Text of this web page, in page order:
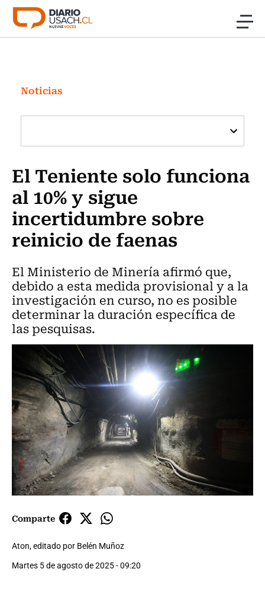
Click acá para ir directamente al contenido
Investigación
Cultura
Programas Radio y TV Usach
Noticias
El Teniente solo funciona
al 10% y sigue
incertidumbre sobre
reinicio de faenas
El Ministerio de Minería afirmó que,
debido a esta medida provisional y a la
investigación en curso, no es posible
determinar la duración específica de
las pesquisas.
Comparte
Aton, editado por Belén Muñoz
Martes 5 de agosto de 2025 - 09:20